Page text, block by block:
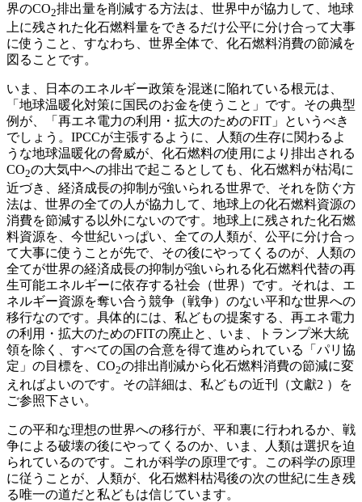
界のCO2排出量を削減する方法は、世界中が協力して、地球
上に残された化石燃料量をできるだけ公平に分け合って大事
に使うこと、すなわち、世界全体で、化石燃料消費の節減を
図ることです。
いま、日本のエネルギー政策を混迷に陥れている根元は、
「地球温暖化対策に国民のお金を使うこと」です。その典型
例が、「再エネ電力の利用・拡大のためのFIT」というべき
でしょう。IPCCが主張するように、人類の生存に関わるよ
うな地球温暖化の脅威が、化石燃料の使用により排出される
CO2の大気中への排出で起こるとしても、化石燃料が枯渇に
近づき、経済成長の抑制が強いられる世界で、それを防ぐ方
法は、世界の全ての人が協力して、地球上の化石燃料資源の
消費を節減する以外にないのです。地球上に残された化石燃
料資源を、今世紀いっぱい、全ての人類が、公平に分け合っ
て大事に使うことが先で、その後にやってくるのが、人類の
全てが世界の経済成長の抑制が強いられる化石燃料代替の再
生可能エネルギーに依存する社会（世界）です。それは、エ
ネルギー資源を奪い合う競争（戦争）のない平和な世界への
移行なのです。具体的には、私どもの提案する、再エネ電力
の利用・拡大のためのFITの廃止と、いま、トランプ米大統
領を除く、すべての国の合意を得て進められている「パリ協
定」の目標を、CO2の排出削減から化石燃料消費の節減に変
えればよいのです。その詳細は、私どもの近刊（文獻2 ）を
ご参照下さい。
この平和な理想の世界への移行が、平和裏に行われるか、戦
争による破壊の後にやってくるのか、いま、人類は選択を迫
られているのです。これが科学の原理です。この科学の原理
に従うことが、人類が、化石燃料枯渇後の次の世紀に生き残
る唯一の道だと私どもは信じています。